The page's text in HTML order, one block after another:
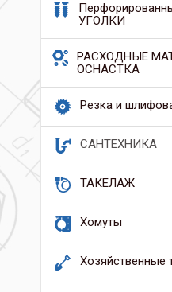
УГОЛКИ
РАСХОДНЫЕ
ОСНАСТКА
Резка и
САНТЕХНИКА
ТАКЕЛАЖ
Хомуты
Хозяйственные